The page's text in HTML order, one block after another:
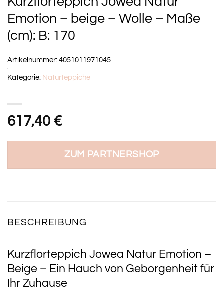
Emotion – beige – Wolle – Maße
(cm): B: 170
617,40 €
ZUM PARTNERSHOP
Artikelnummer:4051011971045
Kategorie: Naturteppiche
BESCHREIBUNG
Kurzflorteppich Jowea Natur Emotion –
Beige – Ein Hauch von Geborgenheit für
Ihr Zuhause